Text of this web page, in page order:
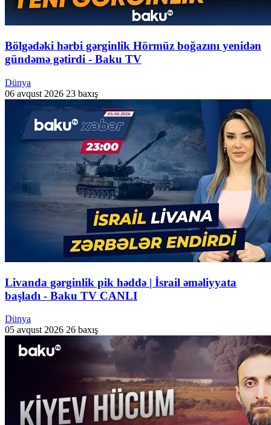
Bölgədəki hərbi gərginlik Hörmüz boğazını yenidən
gündəmə gətirdi - Baku TV
Dünya
06 avqust 2026 23 baxış
Livanda gərginlik pik həddə | İsrail əməliyyata
başladı - Baku TV CANLI
Dünya
05 avqust 2026 26 baxış